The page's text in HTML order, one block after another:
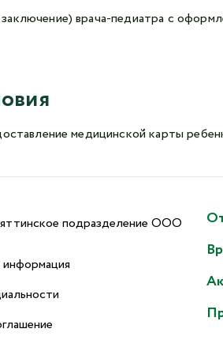
врача-педиатра с
медицинской карты
подразделение ООО
информация